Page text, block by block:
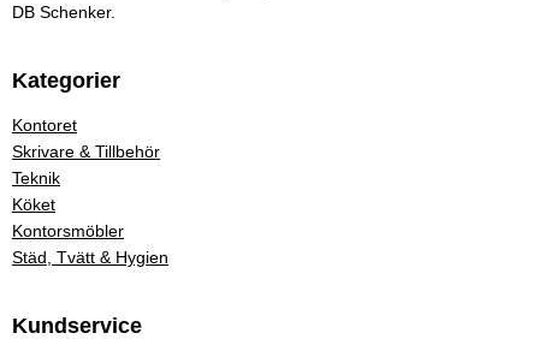
DB Schenker.
Kategorier
Kontoret
Skrivare & Tillbehör
Teknik
Köket
Kontorsmöbler
Städ, Tvätt & Hygien
Kundservice